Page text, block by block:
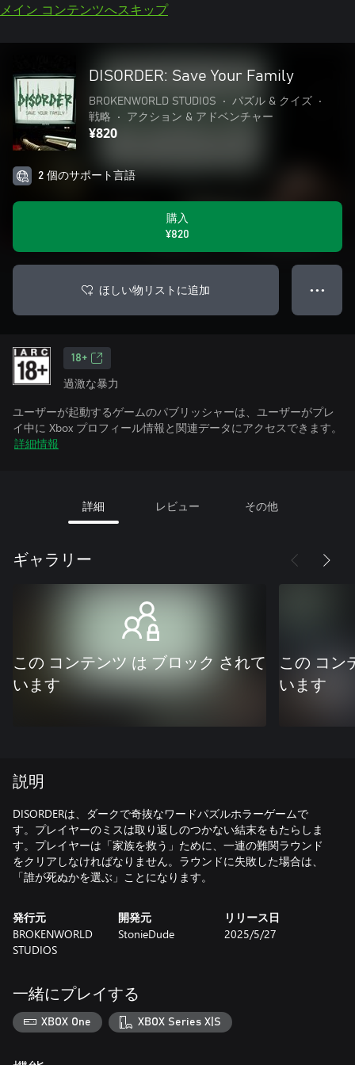
メイン コンテンツへスキップ
DISORDER: Save Your Family
BROKENWORLD STUDIOS • パズル & クイズ
•
戦略
• アクション & アドベンチャー
¥820
2 個のサポート言語
購入
¥820
ほしい物リストに追加 ● ● ●
18+
過激な暴力
ユーザーが起動するゲームのパブリッシャーは、ユーザーがプレ
イ中に Xbox プロフィール情報と関連データにアクセスできます。
詳細情報
詳細 レビュー その他
ギャラリー
この コンテンツ は ブロック されて
います
この コン
います
説明
DISORDERは、ダークで奇抜なワードパズルホラーゲームで
す。プレイヤーのミスは取り返しのつかない結末をもたらしま
す。プレイヤーは「家族を救う」ために、一連の難関ラウンド
をクリアしなければなりません。ラウンドに失敗した場合は、
「誰が死ぬかを選ぶ」ことになります。
発行元
BROKENWORLD
STUDIOS
開発元
StonieDude
リリース日
2025/5/27
一緒にプレイする
XBOX One XBOX Series X|S